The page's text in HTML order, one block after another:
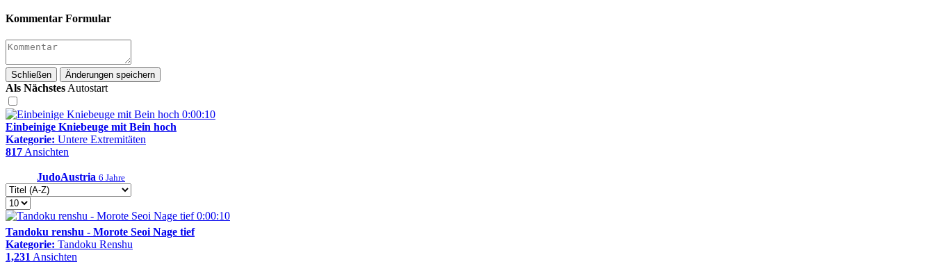
Kommentar Formular
Schließen Änderungen speichern
Als NächstesAutostart
0:00:10
Einbeinige Kniebeuge mit Bein hoch
Kategorie: Untere Extremitäten
817Ansichten
JudoAustria 6 Jahre
0:00:10
Tandoku renshu - Morote Seoi Nage tief
Kategorie: Tandoku Renshu
1,231Ansichten